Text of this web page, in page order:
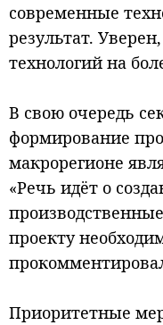
современные
результат.
технологий на
В свою очередь
формирование
макрорегионе
«Речь идёт о
проекту
Приоритетные